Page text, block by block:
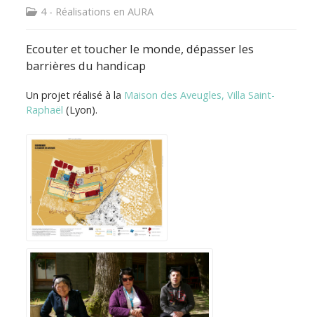
4 - Réalisations en AURA
Ecouter et toucher le monde, dépasser les
barrières du handicap
Un projet réalisé à la Maison des Aveugles, Villa Saint-
Raphaël (Lyon).